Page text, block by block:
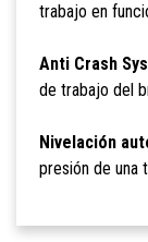
trabajo en
Anti Crash
de trabajo del
Nivelación
presión de una